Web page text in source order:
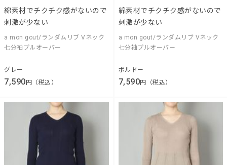
綿素材でチクチク感がないので
刺激が少ない
a mon gout/ランダムリブ Vネック
七分袖プルオーバー
グレー
7,590 円（税込）
綿素材でチクチク感がないので
刺激が少ない
a mon gout/ランダムリブ Vネック
七分袖プルオーバー
ボルドー
7,590円（税込）